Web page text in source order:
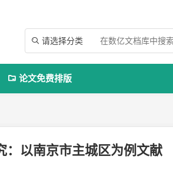
 请选择分类
 论文免费排版
：以南京市主城区为例文献